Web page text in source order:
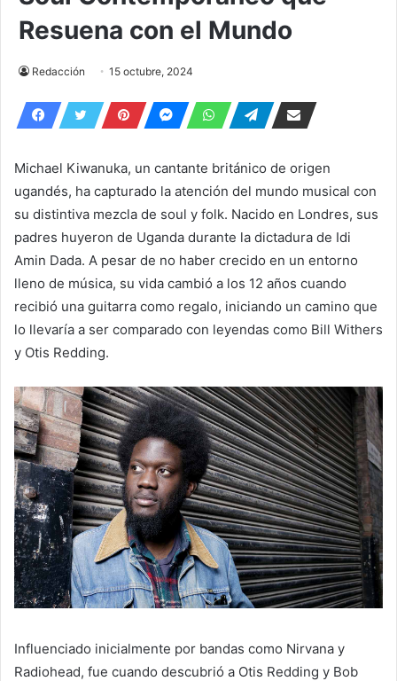
Resuena con el Mundo
Redacción 15 octubre, 2024
Michael Kiwanuka, un cantante británico de origen
ugandés, ha capturado la atención del mundo musical con
su distintiva mezcla de soul y folk. Nacido en Londres, sus
padres huyeron de Uganda durante la dictadura de Idi
Amin Dada. A pesar de no haber crecido en un entorno
lleno de música, su vida cambió a los 12 años cuando
recibió una guitarra como regalo, iniciando un camino que
lo llevaría a ser comparado con leyendas como Bill Withers
y Otis Redding.
Influenciado inicialmente por bandas como Nirvana y
Radiohead, fue cuando descubrió a Otis Redding y Bob